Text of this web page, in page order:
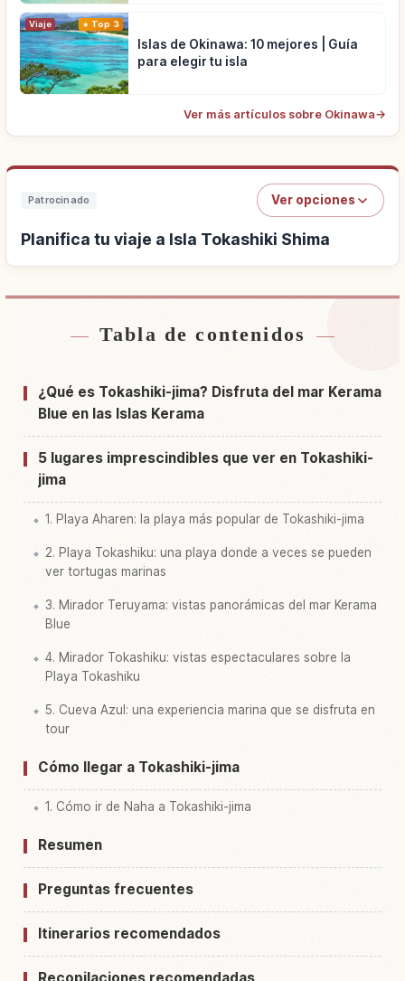
Viaje Top 3
Islas de Okinawa: 10 mejores | Guía
para elegir tu isla
Ver más artículos sobre Okinawa→
Patrocinado Ver opciones
Planifica tu viaje a Isla Tokashiki Shima
Buscar alojamiento cerca de Isla Tokashiki
Buscar experiencias en Isla Tokashiki Shima
Tabla de contenidos
¿Qué es Tokashiki-jima? Disfruta del mar Kerama
Blue en las Islas Kerama
5 lugares imprescindibles que ver en Tokashiki-
jima
1. Playa Aharen: la playa más popular de Tokashiki-jima
2. Playa Tokashiku: una playa donde a veces se pueden
ver tortugas marinas
3. Mirador Teruyama: vistas panorámicas del mar Kerama
Blue
4. Mirador Tokashiku: vistas espectaculares sobre la
Playa Tokashiku
5. Cueva Azul: una experiencia marina que se disfruta en
tour
Cómo llegar a Tokashiki-jima
1. Cómo ir de Naha a Tokashiki-jima
Resumen
Preguntas frecuentes
Itinerarios recomendados